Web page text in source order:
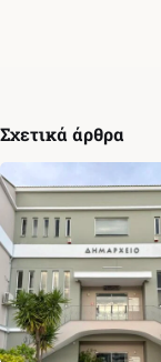
Σχετικά άρθρα